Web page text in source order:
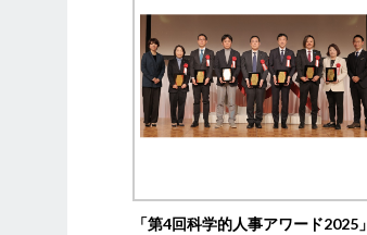
「第4回科学的人事アワード2025」